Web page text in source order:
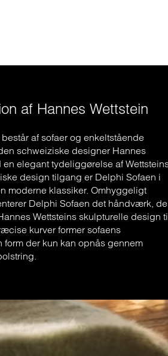
af Hannes Wettstein
af sofaer og enkeltstående
schweiziske designer Hannes
en elegant tydeliggørelse af
design tilgang er Delphi Sofaen i
moderne klassiker. Omhyggeligt
Delphi Sofaen det håndværk,
Wettsteins skulpturelle design
kurver former sofaens
form der kun kan opnås gennem